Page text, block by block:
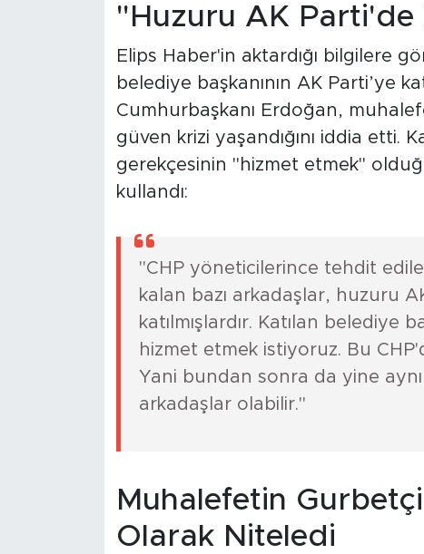
"Huzuru AK Parti'de
Elips Haber'in aktardığı bilgilere
belediye başkanının AK Parti’ye
Cumhurbaşkanı Erdoğan,
güven krizi yaşandığını iddia etti.
gerekçesinin "hizmet etmek"
kullandı:
"CHP yöneticilerince tehdit
kalan bazı arkadaşlar, huzuru
katılmışlardır. Katılan belediye
hizmet etmek istiyoruz. Bu
Yani bundan sonra da yine aynı
arkadaşlar olabilir."
Muhalefetin
Olarak Niteledi